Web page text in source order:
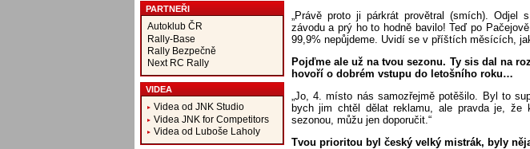
PARTNEŘI
Autoklub ČR
Rally-Base
Rally Bezpečně
Next RC Rally
VIDEA
Videa od JNK Studio
Videa JNK for Competitors
Videa od Luboše Laholy
„Právě proto ji párkrát provětral (smích). Odjel
závodu a prý ho to hodně bavilo! Teď po
99,9% nepůjdeme. Uvidí se v příštích měsících,
Pojďme ale už na tvou sezonu. Ty sis dal na
hovoří o dobrém vstupu do letošního roku…
„Jo, 4. místo nás samozřejmě potěšilo. Byl to
bych jim chtěl dělat reklamu, ale pravda je,
sezonou, můžu jen doporučit.“
Tvou prioritou byl český velký mistrák, byly